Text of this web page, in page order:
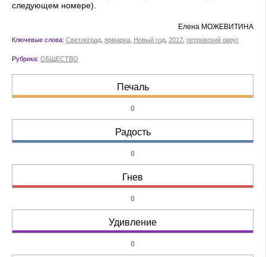
следующем номере).
Елена МОЖЕВИТИНА
Ключевые слова: Светлоград ярмарка Новый год 2017 петровский округ
Рубрика: ОБЩЕСТВО
Печаль
0
Радость
0
Гнев
0
Удивление
0